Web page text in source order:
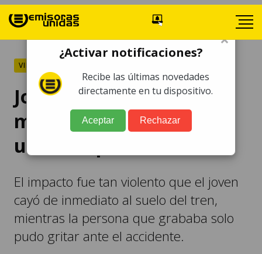
VIRAL
Joven cae de tren en
movimiento por grabar
un video para TikTok
El impacto fue tan violento que el joven
cayó de inmediato al suelo del tren,
mientras la persona que grababa solo
pudo gritar ante el accidente.
×
¿Activar notificaciones?
Recibe las últimas novedades
directamente en tu dispositivo.
Aceptar Rechazar